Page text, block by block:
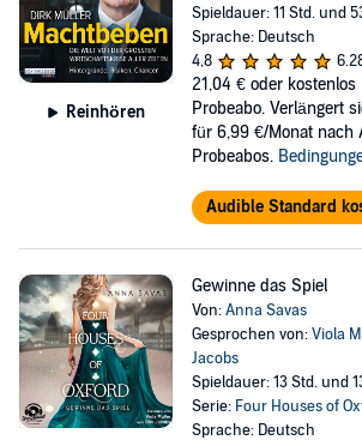
Reinhören
Spieldauer: 11 Std. und
Sprache: Deutsch
4,8
21,04 € oder
Probeabo. Verlängert
für 6,99 €/Monat nach
Probeabos.
Audible Standard
Gewinne das Spiel
Von:Anna Savas
Gesprochen von:Viola
Jacobs
Spieldauer: 13 Std. und
Serie: Four Houses of
Sprache: Deutsch